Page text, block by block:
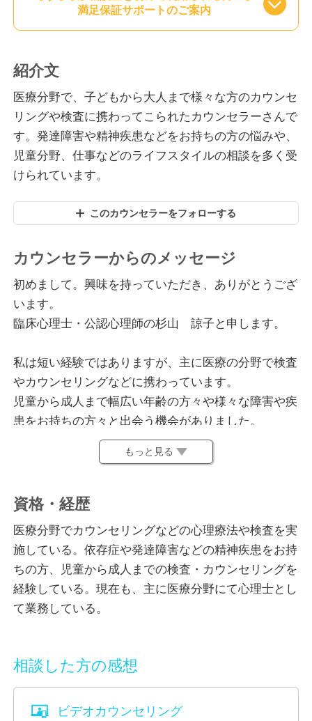
満足保証サポートのご案内
紹介文
医療分野で、子どもから大人まで様々な方のカウンセ
リングや検査に携わってこられたカウンセラーさんで
す。発達障害や精神疾患などをお持ちの方の悩みや、
児童分野、仕事などのライフスタイルの相談を多く受
けられています。
このカウンセラーをフォローする
カウンセラーからのメッセージ
初めまして。興味を持っていただき、ありがとうござ
います。
臨床心理士・公認心理師の杉山 諒子と申します。
私は短い経験ではありますが、主に医療の分野で検査
やカウンセリングなどに携わっています。
児童から成人まで幅広い年齢の方々や様々な障害や疾
患をお持ちの方々と出会う機会がありました。
これまでの経験から、出会った方々からは疾患だから
悩んでいるというだけではないように感じています。
は、1人1人違っていて当たり前だということは知って
が普段過ごしている現実の世界では流れているのかも
しれません。そのため、周りの人に話しにくいことや
自分だけで抱えられないことは多かれ少なかれ誰しも
あるのではないでしょうか。
精神科・心療内科などでは特に感じやすいのかもしれ
根強いように感じています。
当たり前に悩むこと、考えること、立ち止まること、
振り返ることがある中で、伴走者がいてほしいとき寄
り添うお手伝いが出来たら幸いです。
もっと見る
資格・経歴
医療分野でカウンセリングなどの心理療法や検査を実
施している。依存症や発達障害などの精神疾患をお持
ちの方、児童から成人までの検査・カウンセリングを
経験している。現在も、主に医療分野にて心理士とし
て業務している。
相談した方の感想
ビデオカウンセリング